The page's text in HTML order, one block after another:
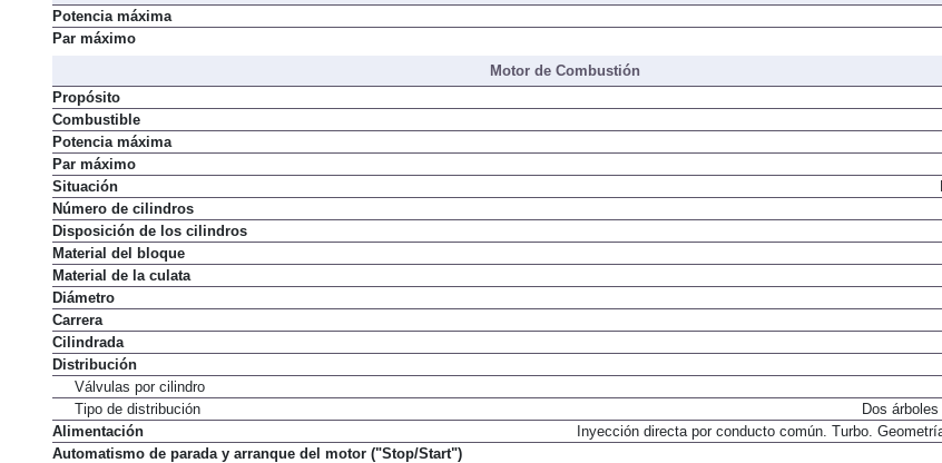
Potencia máxima
Par máximo
Motor de Combustión
Propósito
Combustible
Potencia máxima
Par máximo
Situación
Número de cilindros
Disposición de los cilindros
Material del bloque
Material de la culata
Diámetro
Carrera
Cilindrada
Distribución
Válvulas por cilindro
Tipo de distribución
Dos
Alimentación
Inyección directa por conducto común. Turbo.
Automatismo de parada y arranque del motor ("Stop/Start")